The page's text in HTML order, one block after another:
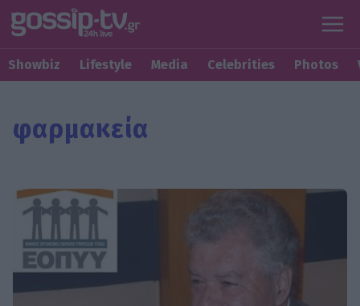
Showbiz Lifestyle Media Celebrities Photos
φαρμακεία